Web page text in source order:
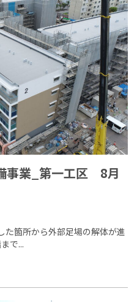
事業_第一工区 8月
た箇所から外部足場の解体が進
で...